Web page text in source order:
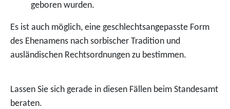
geboren wurden.
Es ist auch möglich, eine geschlechtsangepasste Form
des Ehenamens nach sorbischer Tradition und
ausländischen Rechtsordnungen zu bestimmen.
Lassen Sie sich gerade in diesen Fällen beim Standesamt
beraten.